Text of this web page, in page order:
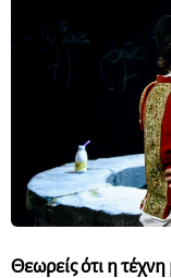
Θεωρείς ότι η